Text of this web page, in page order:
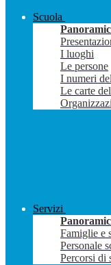
Scuola
I luoghi
Le persone
I numeri
Le carte
Servizi
Famiglie e
Personale
Percorsi di